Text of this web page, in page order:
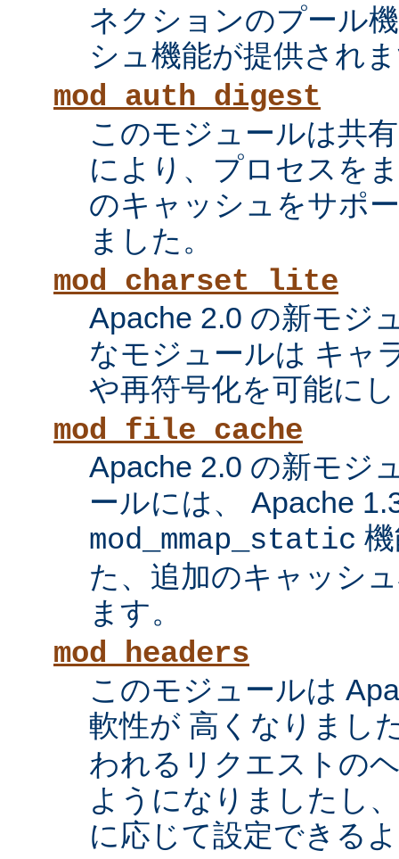
ネクションのプール
シュ機能が提供され
mod_auth_digest
このモジュールは共
により、プロセスを
のキャッシュをサポ
ました。
mod_charset_lite
Apache 2.0 の新モジ
なモジュールは キャ
や再符号化を可能に
mod_file_cache
Apache 2.0 の新モジ
ールには、 Apache
mod_mmap_static
た、追加のキャッシ
ます。
mod_headers
このモジュールは
軟性が 高くなりまし
われるリクエストの
ようになりましたし
に応じて設定できる